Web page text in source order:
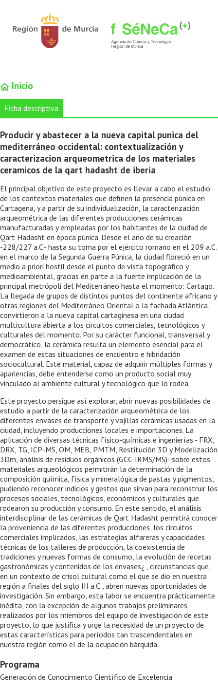
Inicio
Ficha descriptiva
Producir y abastecer a la nueva capital punica del
mediterráneo occidental: contextualización y
caracterizacion arqueometrica de los materiales
ceramicos de la qart hadasht de iberia
El principal objetivo de este proyecto es llevar a cabo el estudio
de los contextos materiales que definen la presencia púnica en
Cartagena, y a partir de su individualización, la caracterización
arqueométrica de las diferentes producciones cerámicas
manufacturadas y empleadas por los habitantes de la ciudad de
Qart Hadasht en época púnica. Desde el año de su creación
-228/227 a.C.- hasta su toma por el ejército romano en el 209 a.C.
en el marco de la Segunda Guerra Púnica, la ciudad floreció en un
medio a priori hostil desde el punto de vista topográfico y
medioambiental, gracias en parte a la fuerte implicación de la
principal metrópoli del Mediterráneo hasta el momento: Cartago.
La llegada de grupos de distintos puntos del continente africano y
otras regiones del Mediterráneo Oriental o la fachada Atlántica,
convirtieron a la nueva capital cartaginesa en una ciudad
multicultura abierta a los circuitos comerciales, tecnológicos y
culturales del momento. Por su carácter funcional, transversal y
democrático, la cerámica resulta un elemento esencial para el
examen de estas situaciones de encuentro e hibridación
sociocultural. Este material, capaz de adquirir múltiples formas y
apariencias, debe entenderse como un producto social muy
vinculado al ambiente cultural y tecnológico que lo rodea.
Este proyecto persigue así explorar, abrir nuevas posibilidades de
estudio a partir de la caracterización arqueométrica de los
diferentes envases de transporte y vajillas cerámicas usadas en la
ciudad, incluyendo producciones locales e importaciones. La
aplicación de diversas técnicas físico-químicas e ingenierías - FRX,
DRX, TG, ICP-MS, OM, MEB, PMTM, Restitución 3D y Modelización
3Dm, análisis de residuos orgánicos (GCC-IRMS/MS)- sobre estos
materiales arqueológicos permitirán la determinación de la
composición química, física y mineralógica de pastas y pigmentos,
pudiendo reconocer indicios y gestos que sirvan para reconstruir los
procesos sociales, tecnológicos, económicos y culturales que
rodearon su producción y consumo. En este sentido, el análisis
interdisciplinar de las cerámicas de Qart Hadasht permitirá conocer
la proveniencia de las diferentes producciones, los circuitos
comerciales implicados, las estrategias alfareras y capacidades
técnicas de los talleres de producción, la coexistencia de
tradiciones y nuevas formas de consumo, la evolución de recetas
gastronómicas y contenidos de los envases¿ , circunstancias que,
en un contexto de crisol cultural como el que se dio en nuestra
región a finales del siglo III a.C., abren nuevas oportunidades de
investigación. Sin embargo, esta labor se encuentra prácticamente
inédita, con la excepción de algunos trabajos preliminares
realizados por los miembros del equipo de investigación de este
proyecto, lo que justifica y urge la necesidad de un proyecto de
estas características para períodos tan trascendentales en
nuestra región como el de la ocupación bárquida.
Programa
Generación de Conocimiento Científico de Excelencia